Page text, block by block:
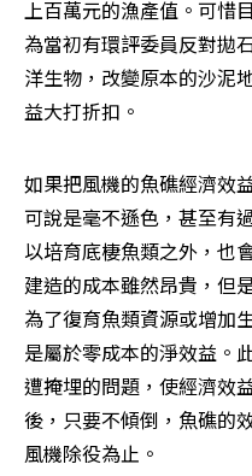
上百萬元的漁產值。可惜
為當初有環評委員反對拋
洋生物，改變原本的沙泥
益大打折扣。
如果把風機的魚礁經濟效
可說是毫不遜色，甚至有
以培育底棲魚類之外，也
建造的成本雖然昂貴，但
為了復育魚類資源或增加
是屬於零成本的淨效益。
遭掩埋的問題，使經濟效
後，只要不傾倒，魚礁的
風機除役為止。